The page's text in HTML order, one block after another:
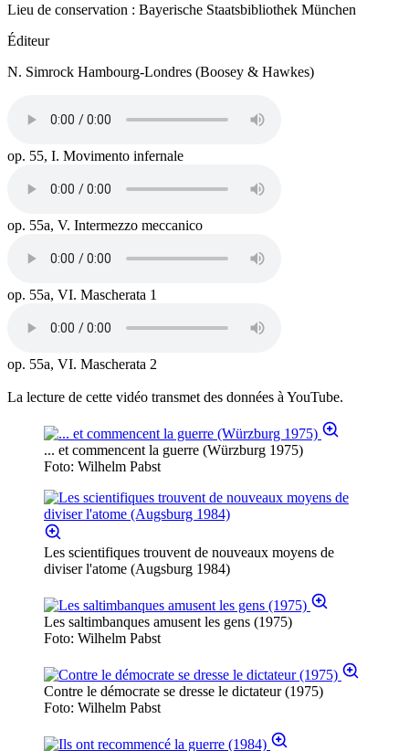
Lieu de conservation : Bayerische Staatsbibliothek München
Éditeur
N. Simrock Hambourg-Londres (Boosey & Hawkes)
op. 55, I. Movimento infernale
op. 55a, V. Intermezzo meccanico
op. 55a, VI. Mascherata 1
op. 55a, VI. Mascherata 2
La lecture de cette vidéo transmet des données à YouTube.
... et commencent la guerre (Würzburg 1975)
Foto: Wilhelm Pabst
Les scientifiques trouvent de nouveaux moyens de
diviser l'atome (Augsburg 1984)
Les saltimbanques amusent les gens (1975)
Foto: Wilhelm Pabst
Contre le démocrate se dresse le dictateur (1975)
Foto: Wilhelm Pabst